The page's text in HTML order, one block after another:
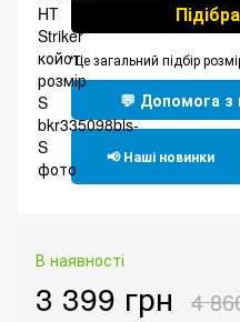
*Це загальний підбір
💬 Допомога з
📢 Наші новинки
В наявності
3 399 грн 4